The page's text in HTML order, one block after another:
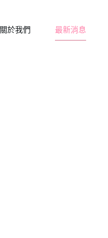
關於我們 最新消息